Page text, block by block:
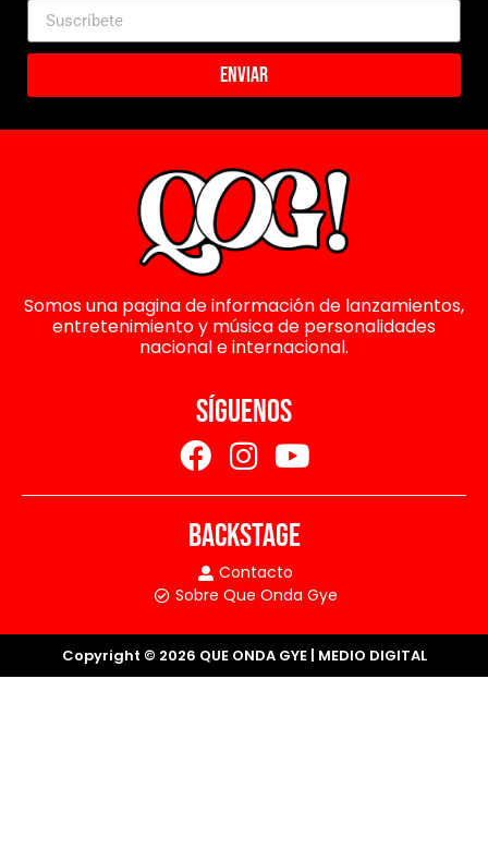
Enviar
Somos una pagina de información de lanzamientos,
entretenimiento y música de personalidades
nacional e internacional.
SÍGUENOS
BACKSTAGE
Contacto
Sobre Que Onda Gye
Copyright © 2026 QUE ONDA GYE | MEDIO DIGITAL